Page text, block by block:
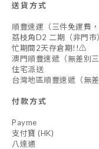
送貨方式
順豐速運（三件免運費
荔枝角D2 二期（非門
忙期間2天存倉期!!⚠️
澳門順豐速遞（無差別
住宅派送
台灣地區順豐速遞（無
付款方式
Payme
支付寶 (HK)
八達通